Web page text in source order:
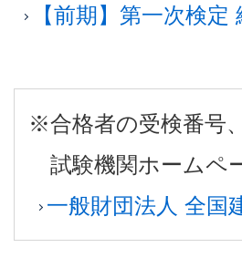
【前期】第一次検定
※合格者の受検番号
試験機関ホームペ
一般財団法人 全国